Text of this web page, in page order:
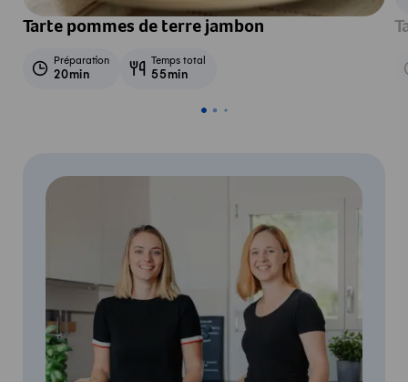
Tarte pommes de terre jambon
Préparation
20min
Temps total
55min